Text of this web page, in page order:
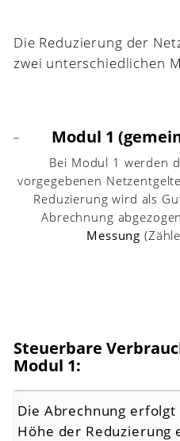
Die Reduzierung der
zwei unterschiedlichen
Modul 1
Bei Modul 1 werden
vorgegebenen Netzentgelte
Reduzierung wird als
Abrechnung
Messung
Steuerbare
Modul 1:
Die Abrechnung
Höhe der Reduzierung